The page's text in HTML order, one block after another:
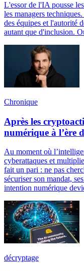
L'essor de l'IA pousse
les managers
des équipes et l'autorité
autant que d'inclusion.
Chronique
Après les
numérique à l’ère
Au moment où
cyberattaques et
fait un pari : ne pas
sécuriser son mandat,
intention numérique
décryptage